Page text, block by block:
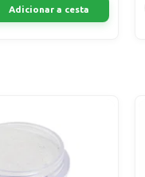
Adicionar a cesta